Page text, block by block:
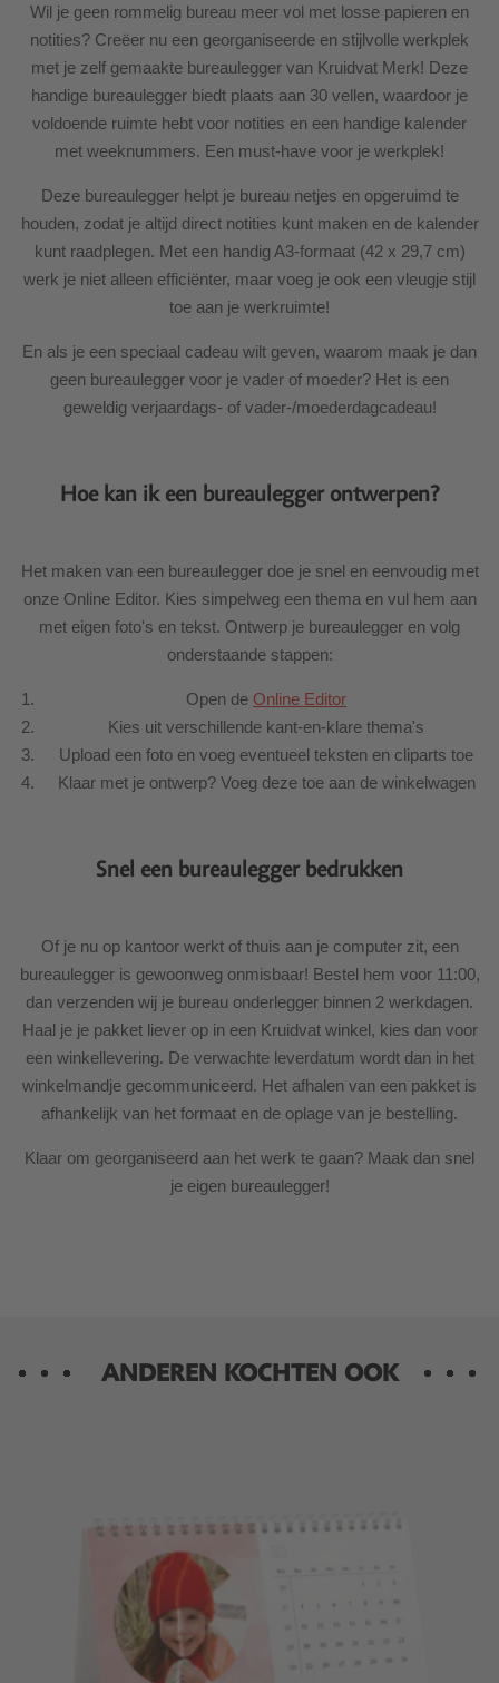
Wil je geen rommelig bureau meer vol met losse papieren en
notities? Creëer nu een georganiseerde en stijlvolle werkplek
met je zelf gemaakte bureaulegger van Kruidvat Merk! Deze
handige bureaulegger biedt plaats aan 30 vellen, waardoor je
voldoende ruimte hebt voor notities en een handige kalender
met weeknummers. Een must-have voor je werkplek!
Deze bureaulegger helpt je bureau netjes en opgeruimd te
houden, zodat je altijd direct notities kunt maken en de kalender
kunt raadplegen. Met een handig A3-formaat (42 x 29,7 cm)
werk je niet alleen efficiënter, maar voeg je ook een vleugje stijl
toe aan je werkruimte!
En als je een speciaal cadeau wilt geven, waarom maak je dan
geen bureaulegger voor je vader of moeder? Het is een
geweldig verjaardags- of vader-/moederdagcadeau!
Hoe kan ik een bureaulegger ontwerpen?
Het maken van een bureaulegger doe je snel en eenvoudig met
onze Online Editor. Kies simpelweg een thema en vul hem aan
met eigen foto's en tekst. Ontwerp je bureaulegger en volg
onderstaande stappen:
Open de Online Editor
Kies uit verschillende kant-en-klare thema's
Upload een foto en voeg eventueel teksten en cliparts toe
Klaar met je ontwerp? Voeg deze toe aan de winkelwagen
Snel een bureaulegger bedrukken
Of je nu op kantoor werkt of thuis aan je computer zit, een
bureaulegger is gewoonweg onmisbaar! Bestel hem voor 11:00,
dan verzenden wij je bureau onderlegger binnen 2 werkdagen.
Haal je je pakket liever op in een Kruidvat winkel, kies dan voor
een winkellevering. De verwachte leverdatum wordt dan in het
winkelmandje gecommuniceerd. Het afhalen van een pakket is
afhankelijk van het formaat en de oplage van je bestelling.
Klaar om georganiseerd aan het werk te gaan? Maak dan snel
je eigen bureaulegger!
ANDEREN KOCHTEN OOK